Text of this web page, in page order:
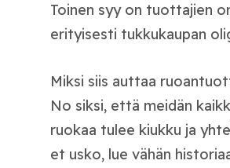
Toinen syy on tuottajien
erityisesti tukkukaupan
Miksi siis auttaa
No siksi, että meidän
ruokaa tulee kiukku ja
et usko, lue vähän